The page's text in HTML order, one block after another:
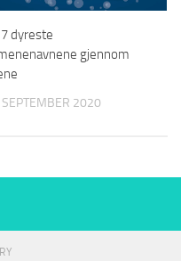
dyreste
gjennom
SEPTEMBER 2020